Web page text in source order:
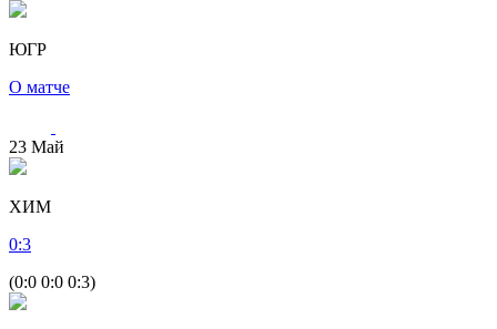
ЮГР
О матче
23 Май
ХИМ
0:3
(0:0 0:0 0:3)